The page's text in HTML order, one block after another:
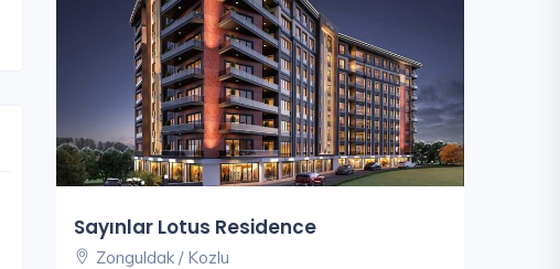
Sayınlar Lotus Residence
Zonguldak / Kozlu